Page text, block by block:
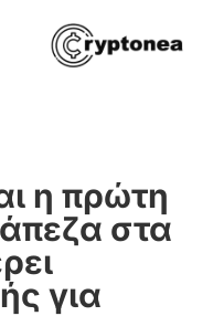
η πρώτη
στα
για